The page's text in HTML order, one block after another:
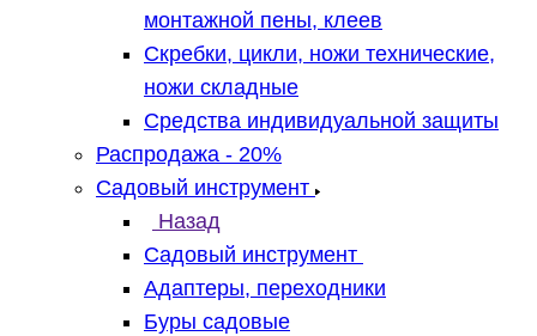
монтажной пены, клеев
Скребки, цикли, ножи технические,
ножи складные
Средства индивидуальной защиты
Распродажа - 20%
Садовый инструмент
Назад
Садовый инструмент
Адаптеры, переходники
Буры садовые